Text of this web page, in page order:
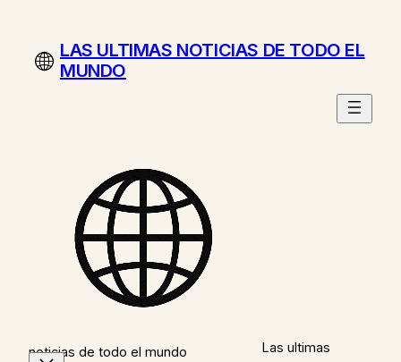
contenidoLAS ULTIMAS NOTICIAS DE TODO EL
MUNDO
Las ultimas
noticias de todo el mundo